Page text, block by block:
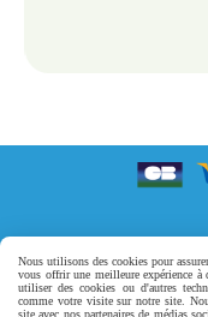
Vous avez des questions
répondons du
Nous utilisons des cookies pour
vous offrir une meilleure expérience à
utiliser des cookies ou d'autres
comme votre visite sur notre site.
site avec nos partenaires de médias